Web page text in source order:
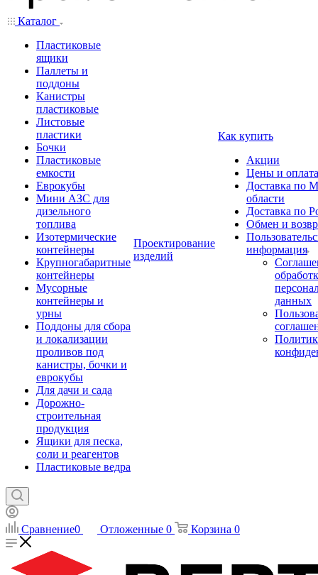
Каталог
Пластиковые
ящики
Паллеты и
поддоны
Канистры
пластиковые
Листовые
пластики
Бочки
Пластиковые
емкости
Еврокубы
Мини АЗС для
дизельного
топлива
Изотермические
контейнеры
Крупногабаритные
контейнеры
Мусорные
контейнеры и
урны
Поддоны для сбора
и локализации
проливов под
канистры, бочки и
еврокубы
Для дачи и сада
Дорожно-
строительная
продукция
Ящики для песка,
соли и реагентов
Пластиковые ведра
Проектирование
изделий
Как купить
Акции
Цены и оплата
Доставка по
области
Доставка по
Обмен и
информация
данных
Сравнение0 Отложенные 0 Корзина 0